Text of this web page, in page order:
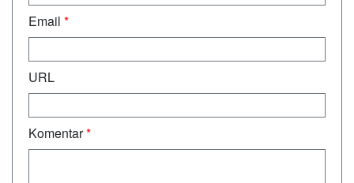
Email *
URL
Komentar*